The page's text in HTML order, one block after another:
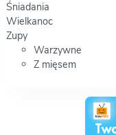
Śniadania
Wielkanoc
Zupy
Warzywne
Z mięsem